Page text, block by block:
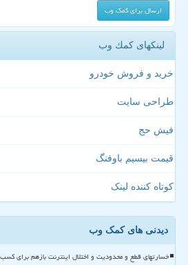
لینکهای كمك وب
خرید و فروش خودرو
طراحی سایت
فیش حج
قیمت بیسیم باوفنگ
کوتاه کننده لینک
دیدنی های کمک وب
خسارتهای قطع و محدودیت و اختلال اینترنت بازهم برای کسب